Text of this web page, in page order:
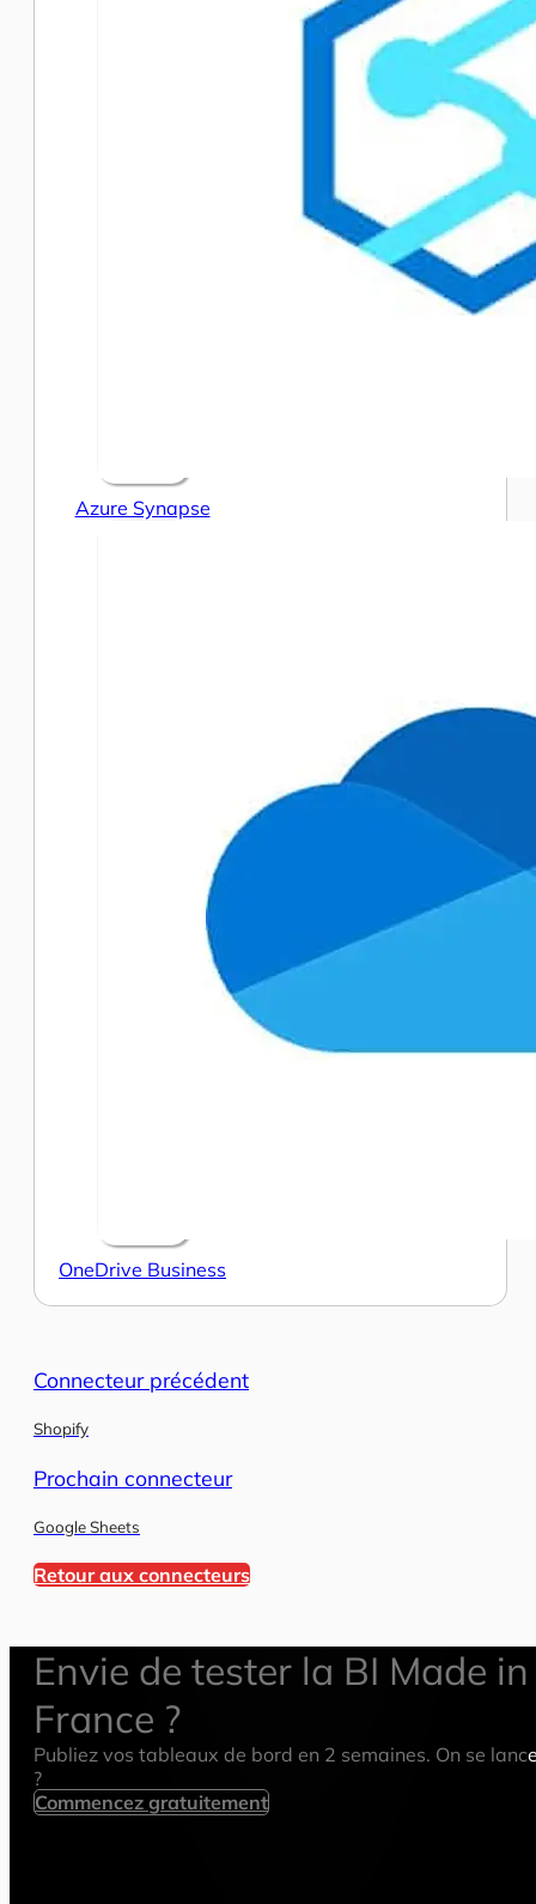
Azure Synapse
OneDrive Business
Connecteur précédent
Shopify
Prochain connecteur
Google Sheets
Retour aux connecteurs
Envie de tester la BI Made in
France ?
Publiez vos tableaux de bord en 2 semaines. On se
?
Commencez gratuitement